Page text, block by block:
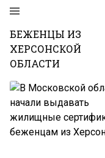
БЕЖЕНЦЫ ИЗ
ХЕРСОНСКОЙ
ОБЛАСТИ